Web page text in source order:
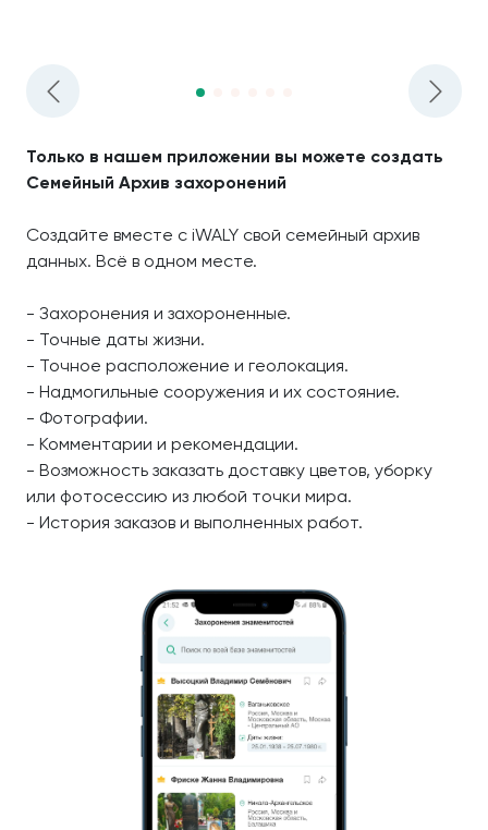
Только в нашем приложении вы можете создать
Семейный Архив захоронений
Создайте вместе с iWALY свой семейный архив
данных. Всё в одном месте.
- Захоронения и захороненные.
- Точные даты жизни.
- Точное расположение и геолокация.
- Надмогильные сооружения и их состояние.
- Фотографии.
- Комментарии и рекомендации.
- Возможность заказать доставку цветов, уборку
или фотосессию из любой точки мира.
- История заказов и выполненных работ.